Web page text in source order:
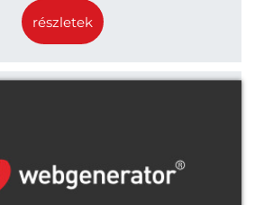
részletek